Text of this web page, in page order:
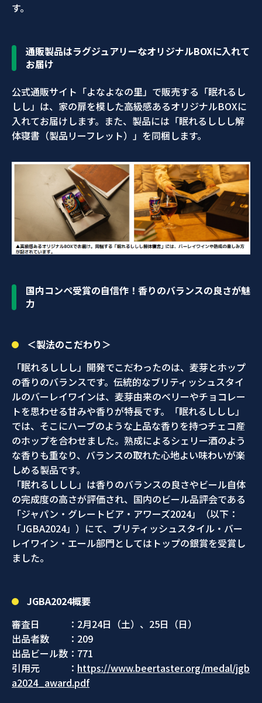
す。
通販製品はラグジュアリーなオリジナルBOXに入れて
お届け
公式通販サイト「よなよなの里」で販売する「眠れるし
しし」は、家の扉を模した高級感あるオリジナルBOXに
入れてお届けします。また、製品には「眠れるししし解
体寝書（製品リーフレット）」を同梱します。
国内コンペ受賞の自信作！香りのバランスの良さが魅
力
＜製法のこだわり＞
「眠れるししし」開発でこだわったのは、麦芽とホップ
の香りのバランスです。伝統的なブリティッシュスタイ
ルのバーレイワインは、麦芽由来のベリーやチョコレー
トを思わせる甘みや香りが特長です。「眠れるししし」
では、そこにハーブのような上品な香りを持つチェコ産
のホップを合わせました。熟成によるシェリー酒のよう
な香りも重なり、バランスの取れた心地よい味わいが楽
しめる製品です。
「眠れるししし」は香りのバランスの良さやビール自体
の完成度の高さが評価され、国内のビール品評会である
「ジャパン・グレートビア・アワーズ2024」（以下：
「JGBA2024」）にて、ブリティッシュスタイル・バー
レイワイン・エール部門としてはトップの銀賞を受賞し
ました。
JGBA2024概要
審査日 ：2月24日（土）、25日（日）
出品者数 ：209
出品ビール数：771
引用元 ： https://www.beertaster.org/medal/jgb
a2024_award.pdf